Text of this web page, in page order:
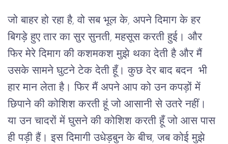
जो बाहर हो रहा है, वो सब भूल के, अपने दिमाग के हर
बिगड़े हुए तार का सुर सुनती, महसूस करती हुई। और
फिर मेरे दिमाग की कशमकश मुझे थका देती है और मैं
उसके सामने घुटने टेक देती हूँ। कुछ देर बाद बदन भी
हार मान लेता है। फिर मैं अपने आप को उन कपड़ों में
छिपाने की कोशिश करती हूं जो आसानी से उतरे नहीं।
या उन चादरों में घुसने की कोशिश करती हूँ जो आस पास
ही पड़ी हैं। इस दिमागी उधेड़बुन के बीच, जब कोई मुझे